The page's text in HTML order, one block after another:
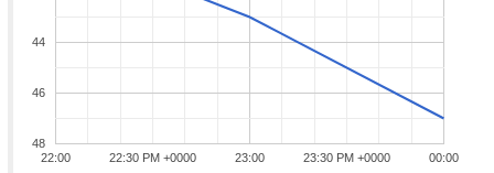
22:00 23:00 00:00
22:30 PM +0000 23:30 PM +0000
44
46
48